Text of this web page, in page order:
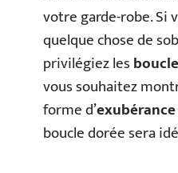
votre garde-robe. Si
quelque chose de
privilégiez les
vous souhaitez
forme d’
boucle dorée sera